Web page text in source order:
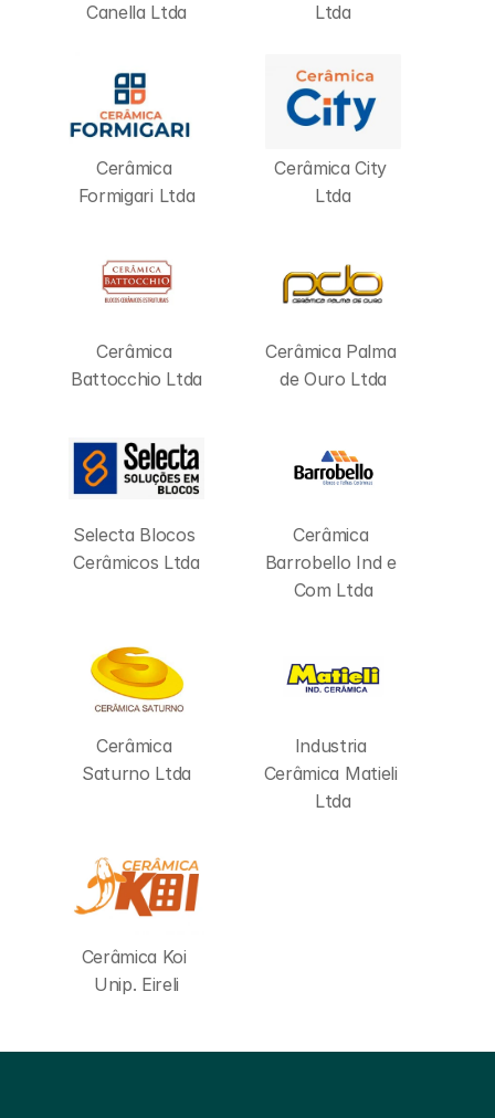
Canella Ltda
Ltda
Cerâmica
Formigari Ltda
Cerâmica City
Ltda
Cerâmica
Battocchio Ltda
Cerâmica Palma
de Ouro Ltda
Selecta Blocos
Cerâmicos Ltda
Cerâmica
Barrobello Ind e
Com Ltda
Cerâmica
Saturno Ltda
Industria
Cerâmica Matieli
Ltda
Cerâmica Koi
Unip. Eireli